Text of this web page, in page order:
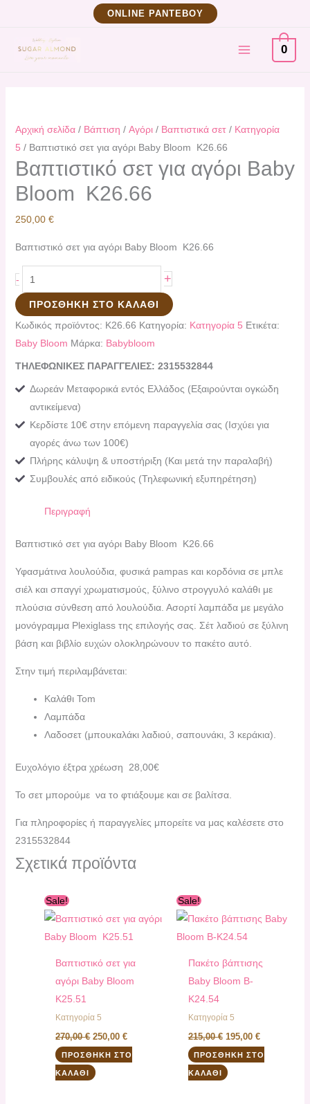
περιεχόμενο
ΟNLINE ΡΑΝΤΕΒΟΥ
MAIN
MENU
0
Αρχική σελίδα/ Βάπτιση / Αγόρι/ Βαπτιστικά σετ/ Κατηγορία
5 / Βαπτιστικό σετ για αγόρι Baby Bloom K26.66
Βαπτιστικό σετ για αγόρι Baby
Bloom K26.66
250,00 €
Βαπτιστικό σετ για αγόρι Baby Bloom K26.66
-
για
αγόρι
ποσότητα
+
ΠΡΟΣΘΉΚΗ ΣΤΟ ΚΑΛΆΘΙ
Κωδικός προϊόντος: K26.66 Κατηγορία: Κατηγορία 5 Ετικέτα:
Baby Bloom Μάρκα: Babybloom
ΤΗΛΕΦΩΝΙΚΕΣ ΠΑΡΑΓΓΕΛΙΕΣ: 2315532844
Δωρεάν Μεταφορικά εντός Ελλάδος (Εξαιρούνται ογκώδη
αντικείμενα)
Κερδίστε 10€ στην επόμενη παραγγελία σας (Ισχύει για
αγορές άνω των 100€)
Πλήρης κάλυψη & υποστήριξη (Και μετά την παραλαβή)
Συμβουλές από ειδικούς (Τηλεφωνική εξυπηρέτηση)
Περιγραφή
Βαπτιστικό σετ για αγόρι Baby Bloom K26.66
Υφασμάτινα λουλούδια, φυσικά pampas και κορδόνια σε μπλε
σιέλ και σπαγγί χρωματισμούς, ξύλινο στρογγυλό καλάθι με
πλούσια σύνθεση από λουλούδια. Ασορτί λαμπάδα με μεγάλο
μονόγραμμα Plexiglass της επιλογής σας. Σέτ λαδιού σε ξύλινη
βάση και βιβλίο ευχών ολοκληρώνουν το πακέτο αυτό.
Στην τιμή περιλαμβάνεται:
Καλάθι Tom
Λαμπάδα
Λαδοσετ (μπουκαλάκι λαδιού, σαπουνάκι, 3 κεράκια).
Ευχολόγιο έξτρα χρέωση 28,00€
Το σετ μπορούμε να το φτιάξουμε και σε βαλίτσα.
Για πληροφορίες ή παραγγελίες μπορείτε να μας καλέσετε στο
2315532844
Σχετικά προϊόντα
Sale!
Βαπτιστικό σετ για
αγόρι Baby Bloom
K25.51
Κατηγορία 5
270,00€
was:
250,00€
τιμή
250,00 €.
ΠΡΟΣΘΉΚΗ ΣΤΟ
ΚΑΛΆΘΙ
Sale!
Πακέτο βάπτισης
Baby Bloom B-
K24.54
Κατηγορία 5
215,00€
was:
195,00 €
τιμή
ΠΡΟΣΘΉΚΗ ΣΤΟ
ΚΑΛΆΘΙ